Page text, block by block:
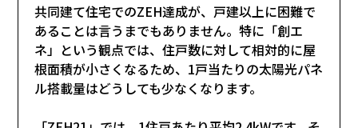
共同建て住宅でのZEH達成が、戸建以上に困難で
あることは言うまでもありません。特に「創エ
ネ」という観点では、住戸数に対して相対的に屋
根面積が小さくなるため、1戸当たりの太陽光パネ
ル搭載量はどうしても少なくなります。